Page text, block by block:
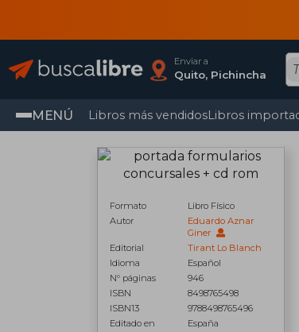
Enviar a
Quito, Pichincha
MENÚ Libros más vendidosLibros
Formato
Libro Físico
Autor
Eduardo Aznar
Giner
Editorial
Tirant Lo Blanch
Idioma
Español
N° páginas
946
ISBN
8498765498
ISBN13
9788498765496
Editado en
España